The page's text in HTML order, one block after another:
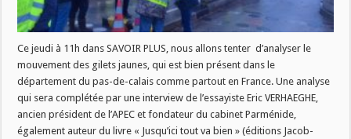
Ce jeudi à 11h dans SAVOIR PLUS, nous allons tenter d’analyser le
mouvement des gilets jaunes, qui est bien présent dans le
département du pas-de-calais comme partout en France. Une analyse
qui sera complétée par une interview de l’essayiste Eric VERHAEGHE,
ancien président de l’APEC et fondateur du cabinet Parménide,
également auteur du livre « Jusqu’ici tout va bien » (éditions Jacob-